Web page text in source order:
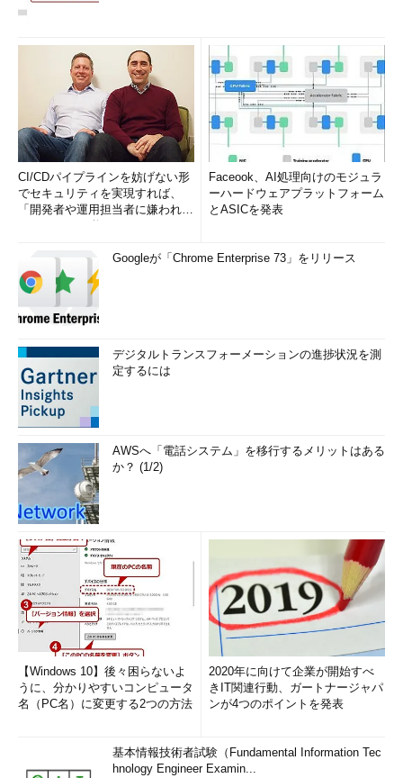
CI/CDパイプラインを妨げない形
でセキュリティを実現すれば、
「開発者や運用担当者に嫌われな
Faceook、AI処理向けのモジュラ
ーハードウェアプラットフォーム
とASICを発表
Googleが「Chrome Enterprise 73」をリリース
デジタルトランスフォーメーションの進捗状況を測
定するには
AWSへ「電話システム」を移行するメリットはある
か？ (1/2)
【Windows 10】後々困らないよ
うに、分かりやすいコンピュータ
名（PC名）に変更する2つの方法
2020年に向けて企業が開始すべ
きIT関連行動、ガートナージャパ
ンが4つのポイントを発表
基本情報技術者試験（Fundamental Information Tec
hnology Engineer Examin...